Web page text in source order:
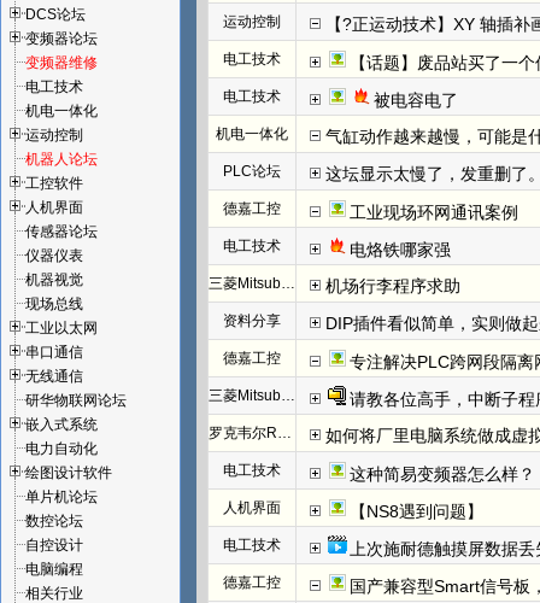
DCS论坛
变频器论坛
变频器维修
电工技术
机电一体化
运动控制
机器人论坛
工控软件
人机界面
传感器论坛
仪器仪表
机器视觉
现场总线
工业以太网
串口通信
无线通信
研华物联网论坛
嵌入式系统
电力自动化
绘图设计软件
单片机论坛
数控论坛
自控设计
电脑编程
相关行业
运动控制 【?正运动技术】XY 轴插
电工技术 【话题】废品站买了一
电工技术 被电容电了
机电一体化 气缸动作越来越慢，可能是
PLC论坛 这坛显示太慢了，发重删了
德嘉工控 工业现场环网通讯案例
电工技术 电烙铁哪家强
三菱Mitsubishi 机场行李程序求助
资料分享 DIP插件看似简单，实则做
德嘉工控 专注解决PLC跨网段隔离
三菱Mitsubishi 请教各位高手，中断子
罗克韦尔Rockwell(AB) 如何将厂里电脑系统做成虚
电工技术 这种简易变频器怎么样？
人机界面 【NS8遇到问题】
电工技术 上次施耐德触摸屏数据丢
德嘉工控 国产兼容型Smart信号板，通